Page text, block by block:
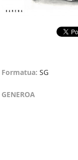
Formatua: SG
GENEROA